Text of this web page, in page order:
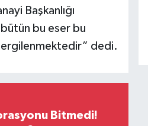
Başkanlığı
bu eser bu
dedi.
Bitmedi!